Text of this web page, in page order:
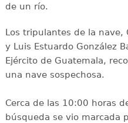
de un río.
Los tripulantes de la nave,
y Luis Estuardo González
Ejército de Guatemala,
una nave sospechosa.
Cerca de las 10:00 horas
búsqueda se vio marcada